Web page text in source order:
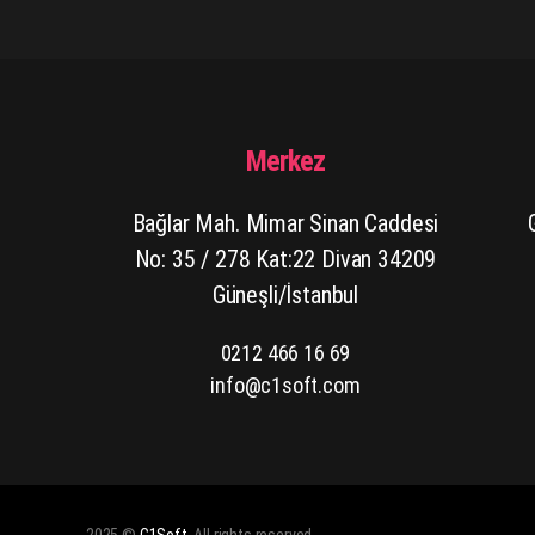
Merkez
Bağlar Mah. Mimar Sinan Caddesi
No: 35 / 278 Kat:22 Divan 34209
Güneşli/İstanbul
0212 466 16 69
info@c1soft.com